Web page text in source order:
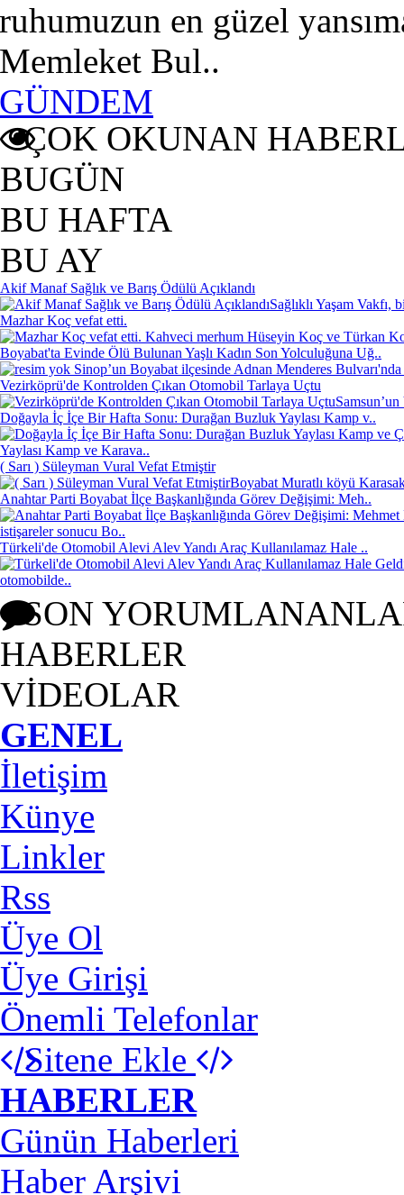
ruhumuzun en güzel
Memleket Bul..
GÜNDEM
ÇOK OKUNAN
BUGÜN
BU HAFTA
BU AY
Akif Manaf Sağlık ve Barış Ödülü Açıklandı
Sağlıklı Yaşam Vakfı,
Mazhar Koç vefat etti.
Kahveci merhum Hüseyin Koç ve Türkan
Boyabat'ta Evinde Ölü Bulunan Yaşlı Kadın Son Yolculuğuna Uğ..
Sinop’un Boyabat ilçesinde Adnan Menderes
Vezirköprü'de Kontrolden Çıkan Otomobil Tarlaya Uçtu
Doğayla İç İçe Bir Hafta Sonu: Durağan Buzluk Yaylası Kamp v..
Yaylası Kamp ve Karava..
( Sarı ) Süleyman Vural Vefat Etmiştir
Boyabat Muratlı köyü
Anahtar Parti Boyabat İlçe Başkanlığında Görev Değişimi: Meh..
istişareler sonucu Bo..
Türkeli'de Otomobil Alevi Alev Yandı Araç Kullanılamaz Hale ..
otomobilde..
SON
HABERLER
VİDEOLAR
GENEL
İletişim
Künye
Linkler
Rss
Üye Ol
Üye Girişi
Önemli Telefonlar
Sitene Ekle
HABERLER
Günün Haberleri
Haber Arşivi